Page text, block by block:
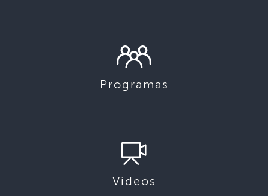
Programas
Videos